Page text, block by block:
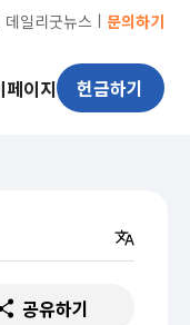
데일리굿뉴스 ㅣ 문의하기
페이지 헌금하기
공유하기